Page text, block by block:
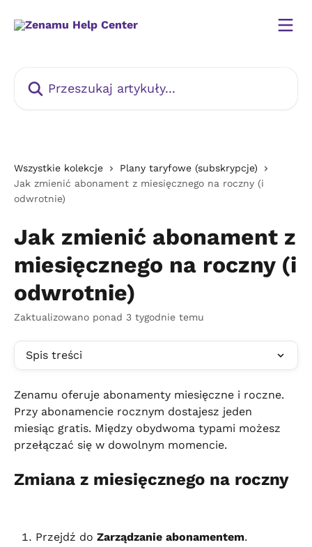
Wszystkie kolekcje
Plany taryfowe (subskrypcje)
Jak zmienić abonament z miesięcznego na roczny (i
odwrotnie)
Jak zmienić abonament z
miesięcznego na roczny (i
odwrotnie)
Zaktualizowano ponad 3 tygodnie temu
Spis treści
Zenamu oferuje abonamenty miesięczne i roczne.
Przy abonamencie rocznym dostajesz jeden
miesiąc gratis. Między obydwoma typami możesz
przełączać się w dowolnym momencie.
Zmiana z miesięcznego na roczny
Przejdź do Zarządzanie abonamentem.